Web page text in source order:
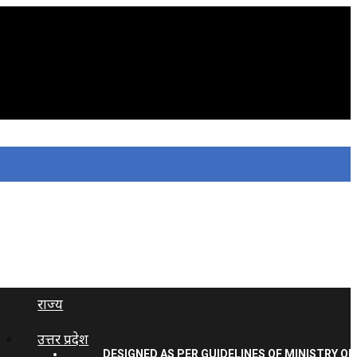
राज्य
उत्तर प्रदेश
DESIGNED AS PER GUIDELINES OF MINISTRY OF